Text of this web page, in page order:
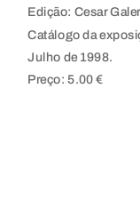
Edição: Cesar
Catálogo da
Julho de 1998.
Preço: 5.00 €